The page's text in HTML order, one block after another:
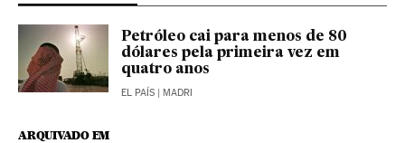
Petróleo cai para menos de 80
dólares pela primeira vez em
quatro anos
EL PAÍS | MADRI
ARQUIVADO EM